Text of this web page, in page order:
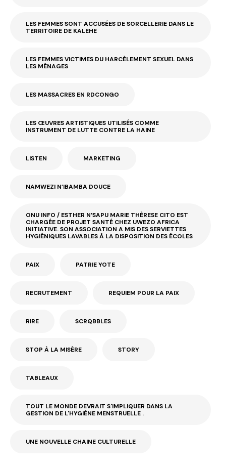
LES FEMMES SONT ACCUSÉES DE SORCELLERIE DANS LE
TERRITOIRE DE KALEHE
LES FEMMES VICTIMES DU HARCÈLEMENT SEXUEL DANS
LES MÉNAGES
LES MASSACRES EN RDCONGO
LES ŒUVRES ARTISTIQUES UTILISÉS COMME
INSTRUMENT DE LUTTE CONTRE LA HAINE
LISTEN MARKETING
NAMWEZI N’IBAMBA DOUCE
ONU INFO / ESTHER N’SAPU MARIE THÈRESE CITO EST
CHARGÉE DE PROJET SANTÉ CHEZ UWEZO AFRICA
INITIATIVE. SON ASSOCIATION A MIS DES SERVIETTES
HYGIÉNIQUES LAVABLES À LA DISPOSITION DES ÉCOLES
PAIX PATRIE YOTE
RECRUTEMENT REQUIEM POUR LA PAIX
RIRE SCRQBBLES
STOP À LA MISÈRE STORY
TABLEAUX
TOUT LE MONDE DEVRAIT S'IMPLIQUER DANS LA
GESTION DE L'HYGIÈNE MENSTRUELLE .
UNE NOUVELLE CHAINE CULTURELLE